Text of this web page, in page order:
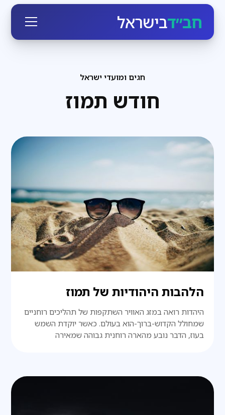
חב״דבישראל
חגים ומועדי ישראל
חודש תמוז
הלהבות היהודיות של תמוז
היהדות רואה במזג האוויר השתקפות של תהליכים רוחניים
שמחולל הקדוש-ברוך-הוא בעולם. כאשר יוקדת השמש
בעוז, הדבר נובע מהארה רוחנית גבוהה שמאירה